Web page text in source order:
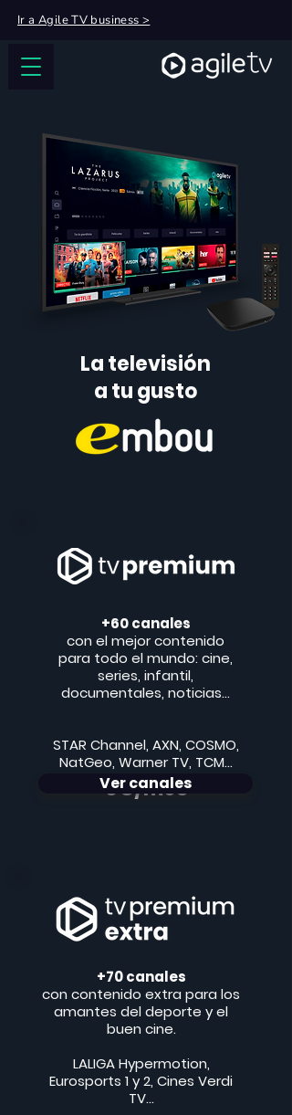
Ir a Agile TV business >
La televisión
a tu gusto
+60 canales
con el mejor contenido
para todo el mundo: cine,
series, infantil,
documentales, noticias...
STAR Channel, AXN, COSMO,
NatGeo, Warner TV, TCM...
6€/mes​
Ver canales
+70 canales
con contenido extra para los
amantes del deporte y el
buen cine.
LALIGA Hypermotion,
Eurosports 1 y 2, Cines Verdi
TV...